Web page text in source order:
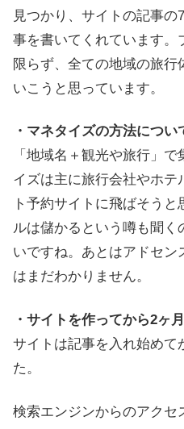
見つかり、サイトの記事
事を書いてくれています。
限らず、全ての地域の旅行
いこうと思っています。
・マネタイズの方法につい
「地域名＋観光や旅行」
イズは主に旅行会社やホテ
ト予約サイトに飛ばそう
ルは儲かるという噂も聞
いですね。あとはアドセ
はまだわかりません。
・サイトを作ってから2ヶ
サイトは記事を入れ始めて
た。
検索エンジンからのアクセ